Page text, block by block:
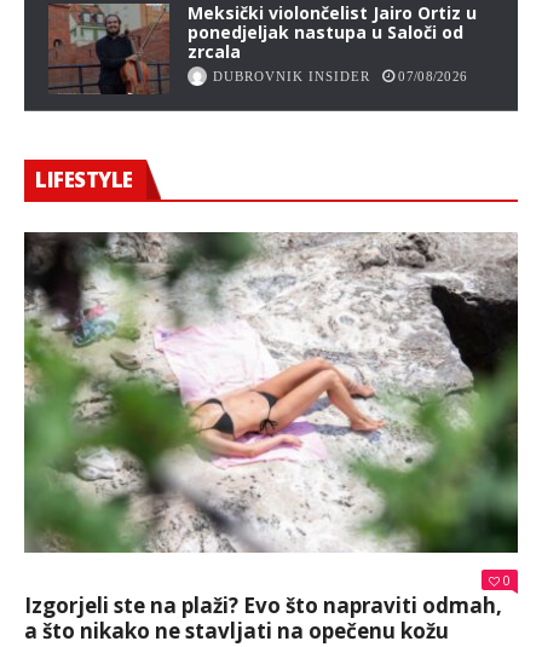
Meksički violončelist Jairo Ortiz u
ponedjeljak nastupa u Saloči od
zrcala
DUBROVNIK INSIDER 07/08/2026
LIFESTYLE
0
Izgorjeli ste na plaži? Evo što napraviti odmah,
a što nikako ne stavljati na opečenu kožu